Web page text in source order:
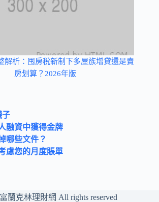
解析：囤房稅新制下多屋族增貸還是賣
房划算？2026年版
子
融資中獲得金牌
哪些文件？
慮您的月度賬單
富蘭克林理財網 All rights reserved